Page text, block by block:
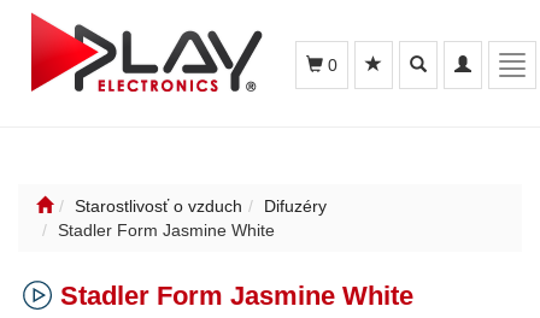
Toggle
navigation
Toggle
search
0
Starostlivosť o vzduch
Difuzéry
Stadler Form Jasmine White
Stadler Form Jasmine White